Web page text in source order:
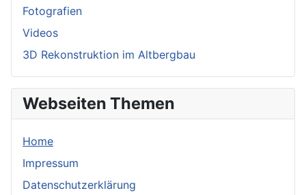
Fotografien
Videos
3D Rekonstruktion im Altbergbau
Webseiten Themen
Home
Impressum
Datenschutzerklärung